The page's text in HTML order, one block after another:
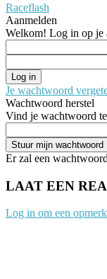
Raceflash
Aanmelden
Welkom! Log in op je
Je wachtwoord
Wachtwoord herstel
Vind je wachtwoord
Er zal een
LAAT EEN
Log in om een